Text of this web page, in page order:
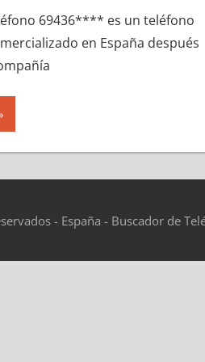
69436**** es un teléfono
en España después
- España - Buscador de